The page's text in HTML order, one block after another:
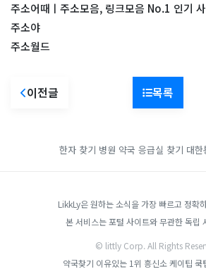
주소어때ㅣ주소모음, 링크모음 No.1 인기
주소야
주소월드
이전글 목록
한자 찾기 병원 약국 응급실 찾기 대한
LikkLy은 원하는 소식을 가장 빠르고 정확
본 서비스는 포털 사이트와 무관한 독립
© littly Corp. All Rights
약국찾기 이유있는 1위 흥신소케이팁 쿡